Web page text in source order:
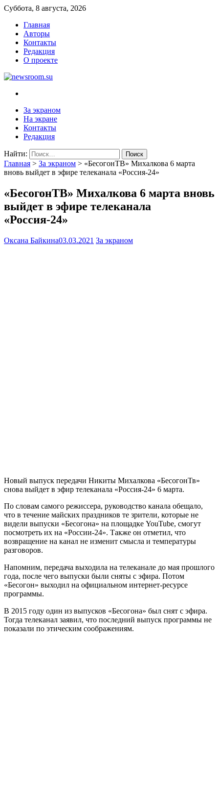
Суббота, 8 августа, 2026
Главная
Авторы
Контакты
Редакция
О проекте
newsroom.su
Новости о новостях
За экраном
На экране
Контакты
Редакция
Найти:
Главная > За экраном > «БесогонТВ» Михалкова 6 марта
вновь выйдет в эфире телеканала «Россия-24»
«БесогонТВ» Михалкова 6 марта вновь
выйдет в эфире телеканала
«Россия-24»
Оксана Байкина03.03.2021 За экраном
Новый выпуск передачи Никиты Михалкова «БесогонТв»
снова выйдет в эфир телеканала «Россия-24» 6 марта.
По словам самого режиссера, руководство канала обещало,
что в течение майских праздников те зрители, которые не
видели выпуски «Бесогона» на площадке YouTube, смогут
посмотреть их на «России-24». Также он отметил, что
возвращение на канал не изменит смысла и температуры
разговоров.
Напомним, передача выходила на телеканале до мая прошлого
года, после чего выпуски были сняты с эфира. Потом
«Бесогон» выходил на официальном интернет-ресурсе
программы.
В 2015 году один из выпусков «Бесогона» был снят с эфира.
Тогда телеканал заявил, что последний выпуск программы не
показали по этическим соображениям.